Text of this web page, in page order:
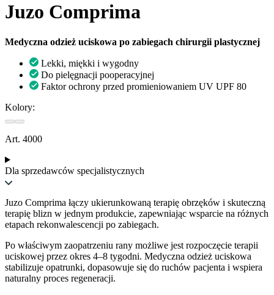
Juzo Comprima
Medyczna odzież uciskowa po zabiegach chirurgii plastycznej
Lekki, miękki i wygodny
Do pielęgnacji pooperacyjnej
Faktor ochrony przed promieniowaniem UV UPF 80
Kolory:
Art. 4000
Dla sprzedawców specjalistycznych
Juzo Comprima łączy ukierunkowaną terapię obrzęków i skuteczną
terapię blizn w jednym produkcie, zapewniając wsparcie na różnych
etapach rekonwalescencji po zabiegach.
Po właściwym zaopatrzeniu rany możliwe jest rozpoczęcie terapii
uciskowej przez okres 4–8 tygodni. Medyczna odzież uciskowa
stabilizuje opatrunki, dopasowuje się do ruchów pacjenta i wspiera
naturalny proces regeneracji.